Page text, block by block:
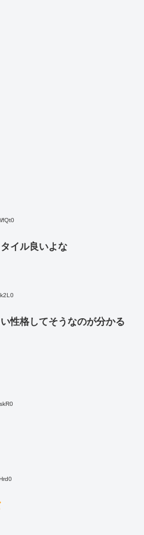
イル良いよな
性格してそうなのが分かる